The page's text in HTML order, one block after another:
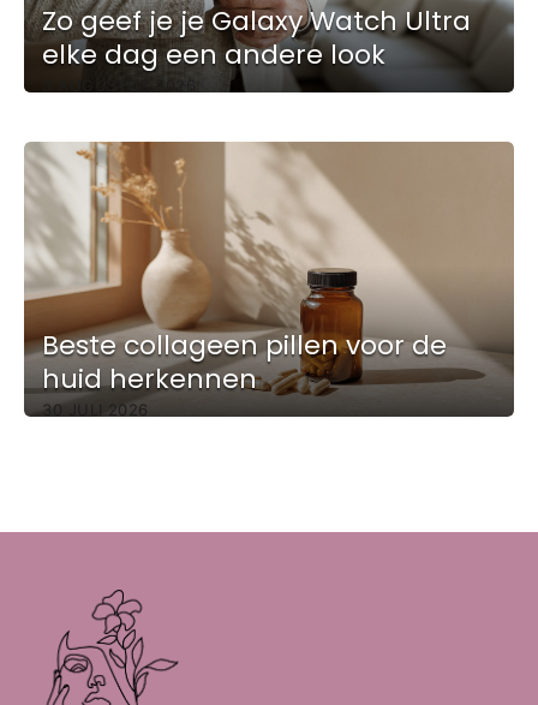
Zo geef je je Galaxy Watch Ultra
elke dag een andere look
3 AUGUSTUS 2026
Beste collageen pillen voor de
huid herkennen
30 JULI 2026